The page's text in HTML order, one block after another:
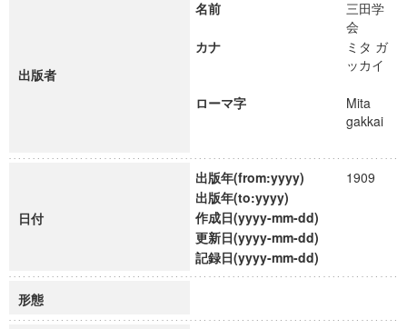
出版者
名前
三田学
会
カナ
ミタ ガ
ッカイ
ローマ字
Mita
gakkai
日付
出版年(from:yyyy)
1909
出版年(to:yyyy)
作成日(yyyy-mm-dd)
更新日(yyyy-mm-dd)
記録日(yyyy-mm-dd)
形態